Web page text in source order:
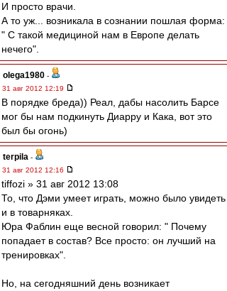
И просто врачи.
А то уж... возникала в сознании пошлая форма:
" С такой медициной нам в Европе делать
нечего".
olega1980 -
31 авг 2012 12:19
В порядке бреда)) Реал, дабы насолить Барсе
мог бы нам подкинуть Диарру и Кака, вот это
был бы огонь)
terpila -
31 авг 2012 12:16
tiffozi » 31 авг 2012 13:08
То, что Дэми умеет играть, можно было увидеть
и в товарняках.
Юра Фаблин еще весной говорил: " Почему
попадает в состав? Все просто: он лучший на
тренировках".
Но, на сегодняшний день возникает